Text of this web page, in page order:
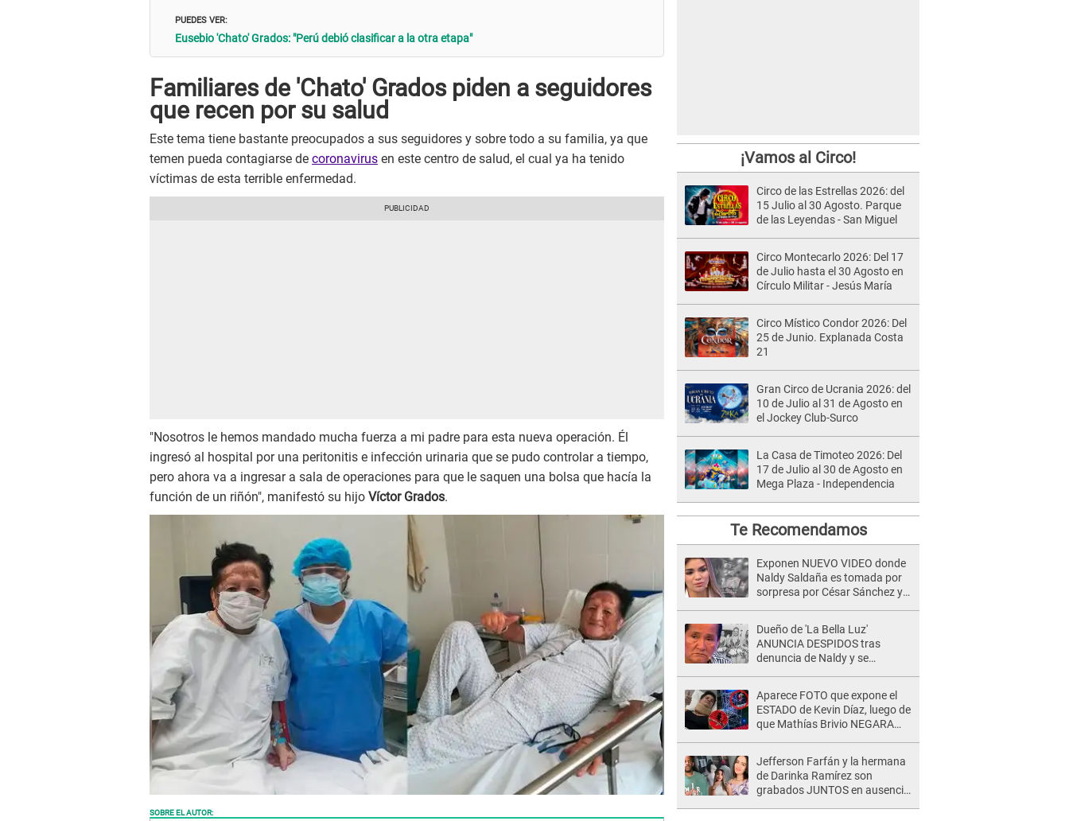
PUEDES VER:
Eusebio 'Chato' Grados: "Perú debió clasificar a la otra etapa"
Familiares de 'Chato' Grados piden a seguidores
que recen por su salud
Este tema tiene bastante preocupados a sus seguidores y sobre todo a su familia, ya que
temen pueda contagiarse de coronavirus en este centro de salud, el cual ya ha tenido
víctimas de esta terrible enfermedad.
"Nosotros le hemos mandado mucha fuerza a mi padre para esta nueva operación. Él
ingresó al hospital por una peritonitis e infección urinaria que se pudo controlar a tiempo,
pero ahora va a ingresar a sala de operaciones para que le saquen una bolsa que hacía la
función de un riñón", manifestó su hijo Víctor Grados.
SOBRE EL AUTOR:
¡Vamos al Circo!
Circo de las Estrellas 2026: del
15 Julio al 30 Agosto. Parque
de las Leyendas - San Miguel
Circo Montecarlo 2026: Del 17
de Julio hasta el 30 Agosto en
Círculo Militar - Jesús María
Circo Místico Condor 2026: Del
25 de Junio. Explanada Costa
21
Gran Circo de Ucrania 2026: del
10 de Julio al 31 de Agosto en
el Jockey Club-Surco
La Casa de Timoteo 2026: Del
17 de Julio al 30 de Agosto en
Mega Plaza - Independencia
Te Recomendamos
Exponen NUEVO VIDEO donde
Naldy Saldaña es tomada por
sorpresa por César Sánchez y
Dueño de 'La Bella Luz'
ANUNCIA DESPIDOS tras
denuncia de Naldy y se
vulneradas"
Aparece FOTO que expone el
ESTADO de Kevin Díaz, luego de
que Mathías Brivio NEGARA
Jefferson Farfán y la hermana
de Darinka Ramírez son
grabados JUNTOS en ausencia